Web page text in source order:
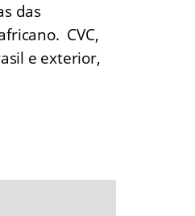
das
CVC,
e exterior,